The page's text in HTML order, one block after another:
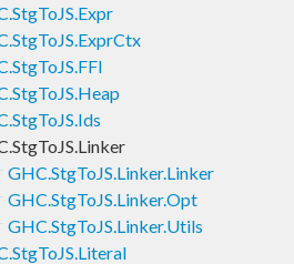
GHC.StgToJS.Linker.Linker
GHC.StgToJS.Linker.Opt
GHC.StgToJS.Linker.Utils